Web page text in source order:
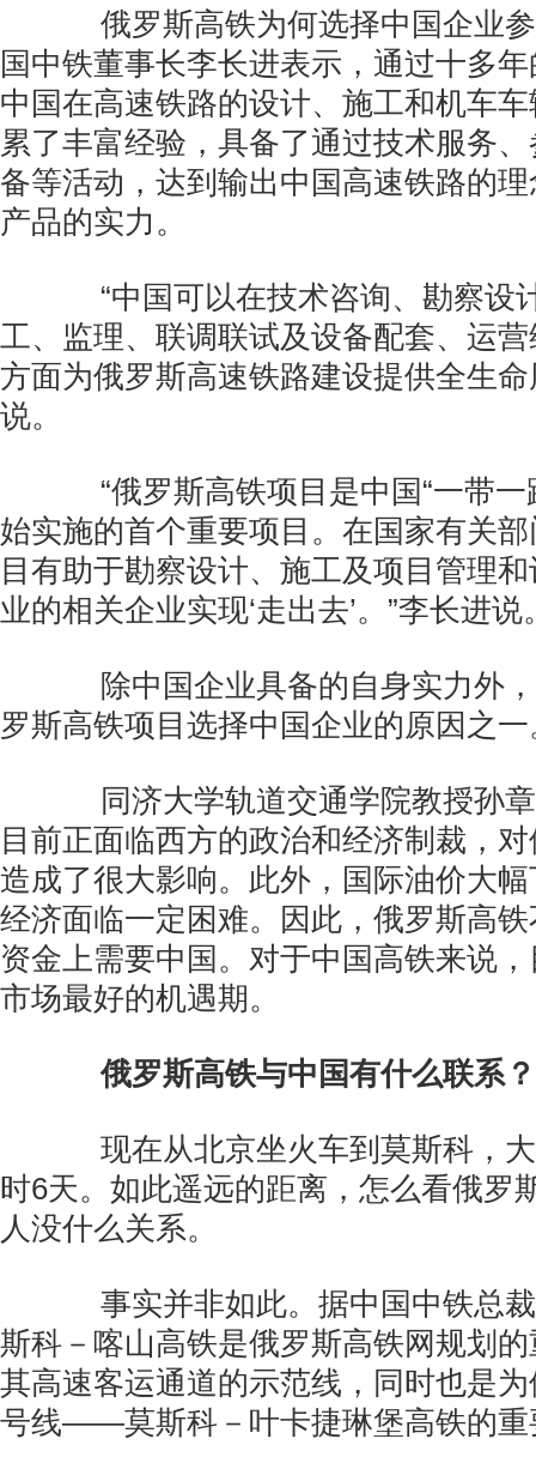
俄罗斯高铁为何选择中国企业参
国中铁董事长李长进表示，通过十多
中国在高速铁路的设计、施工和机车
累了丰富经验，具备了通过技术服务
备等活动，达到输出中国高速铁路的
产品的实力。
“中国可以在技术咨询、勘察设
工、监理、联调联试及设备配套、运
方面为俄罗斯高速铁路建设提供全生
说。
“俄罗斯高铁项目是中国“一带一
始实施的首个重要项目。在国家有关
目有助于勘察设计、施工及项目管理
业的相关企业实现‘走出去’。”李长进说
除中国企业具备的自身实力外，
罗斯高铁项目选择中国企业的原因之一
同济大学轨道交通学院教授孙章
目前正面临西方的政治和经济制裁，
造成了很大影响。此外，国际油价大
经济面临一定困难。因此，俄罗斯高
资金上需要中国。对于中国高铁来说
市场最好的机遇期。
俄罗斯高铁与中国有什么联系？
现在从北京坐火车到莫斯科，大
时6天。如此遥远的距离，怎么看俄罗
人没什么关系。
事实并非如此。据中国中铁总裁
斯科－喀山高铁是俄罗斯高铁网规划
其高速客运通道的示范线，同时也是
号线——莫斯科－叶卡捷琳堡高铁的重